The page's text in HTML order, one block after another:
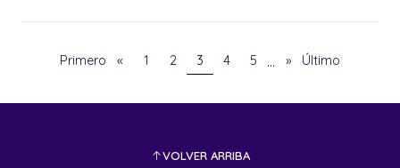
Primero « 1 2 3 4 5 ... » Último
VOLVER ARRIBA